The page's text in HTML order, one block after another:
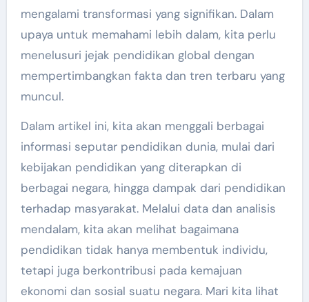
mengalami transformasi yang signifikan. Dalam
upaya untuk memahami lebih dalam, kita perlu
menelusuri jejak pendidikan global dengan
mempertimbangkan fakta dan tren terbaru yang
muncul.
Dalam artikel ini, kita akan menggali berbagai
informasi seputar pendidikan dunia, mulai dari
kebijakan pendidikan yang diterapkan di
berbagai negara, hingga dampak dari pendidikan
terhadap masyarakat. Melalui data dan analisis
mendalam, kita akan melihat bagaimana
pendidikan tidak hanya membentuk individu,
tetapi juga berkontribusi pada kemajuan
ekonomi dan sosial suatu negara. Mari kita lihat